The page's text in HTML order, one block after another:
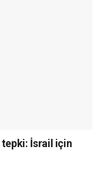
tepki: İsrail için